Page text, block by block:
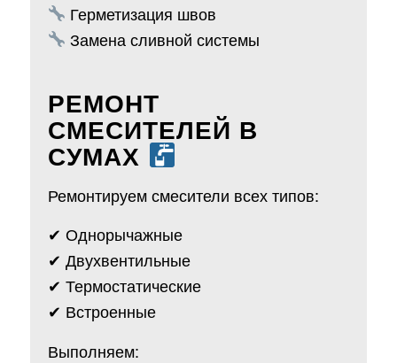
Герметизация швов
Замена сливной системы
РЕМОНТ
СМЕСИТЕЛЕЙ В
СУМАХ
Ремонтируем смесители всех типов:
✔ Однорычажные
✔ Двухвентильные
✔ Термостатические
✔ Встроенные
Выполняем: